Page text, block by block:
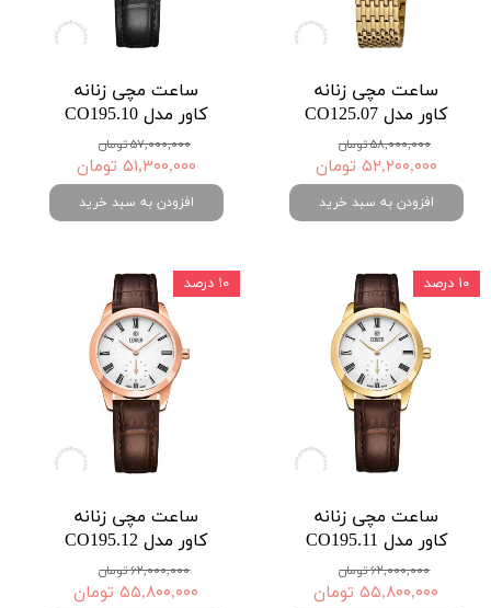
ساعت مچی زنانه
کاور مدل CO125.07
۵۸,۰۰۰,۰۰۰ تومان
۵۲,۲۰۰,۰۰۰ تومان
افزودن به سبد خرید
ساعت مچی زنانه
کاور مدل CO195.10
۵۷,۰۰۰,۰۰۰ تومان
۵۱,۳۰۰,۰۰۰ تومان
افزودن به سبد خرید
ساعت مچی زنانه
کاور مدل CO195.11
۶۲,۰۰۰,۰۰۰ تومان
۵۵,۸۰۰,۰۰۰ تومان
۱۰ درصد
ساعت مچی زنانه
کاور مدل CO195.12
۶۲,۰۰۰,۰۰۰ تومان
۵۵,۸۰۰,۰۰۰ تومان
۱۰ درصد